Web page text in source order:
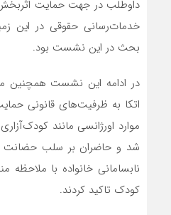
داوطلب در جهت حمایت
خدمات‌رسانی حقوقی در این
بحث در این نشست بود.
در ادامه این نشست همچنین
اتکا به ظرفیت‌های قانونی
موارد اورژانسی مانند
شد و حاضران بر سلب حضانت
نابسامانی خانواده با
کودک تاکید کردند.